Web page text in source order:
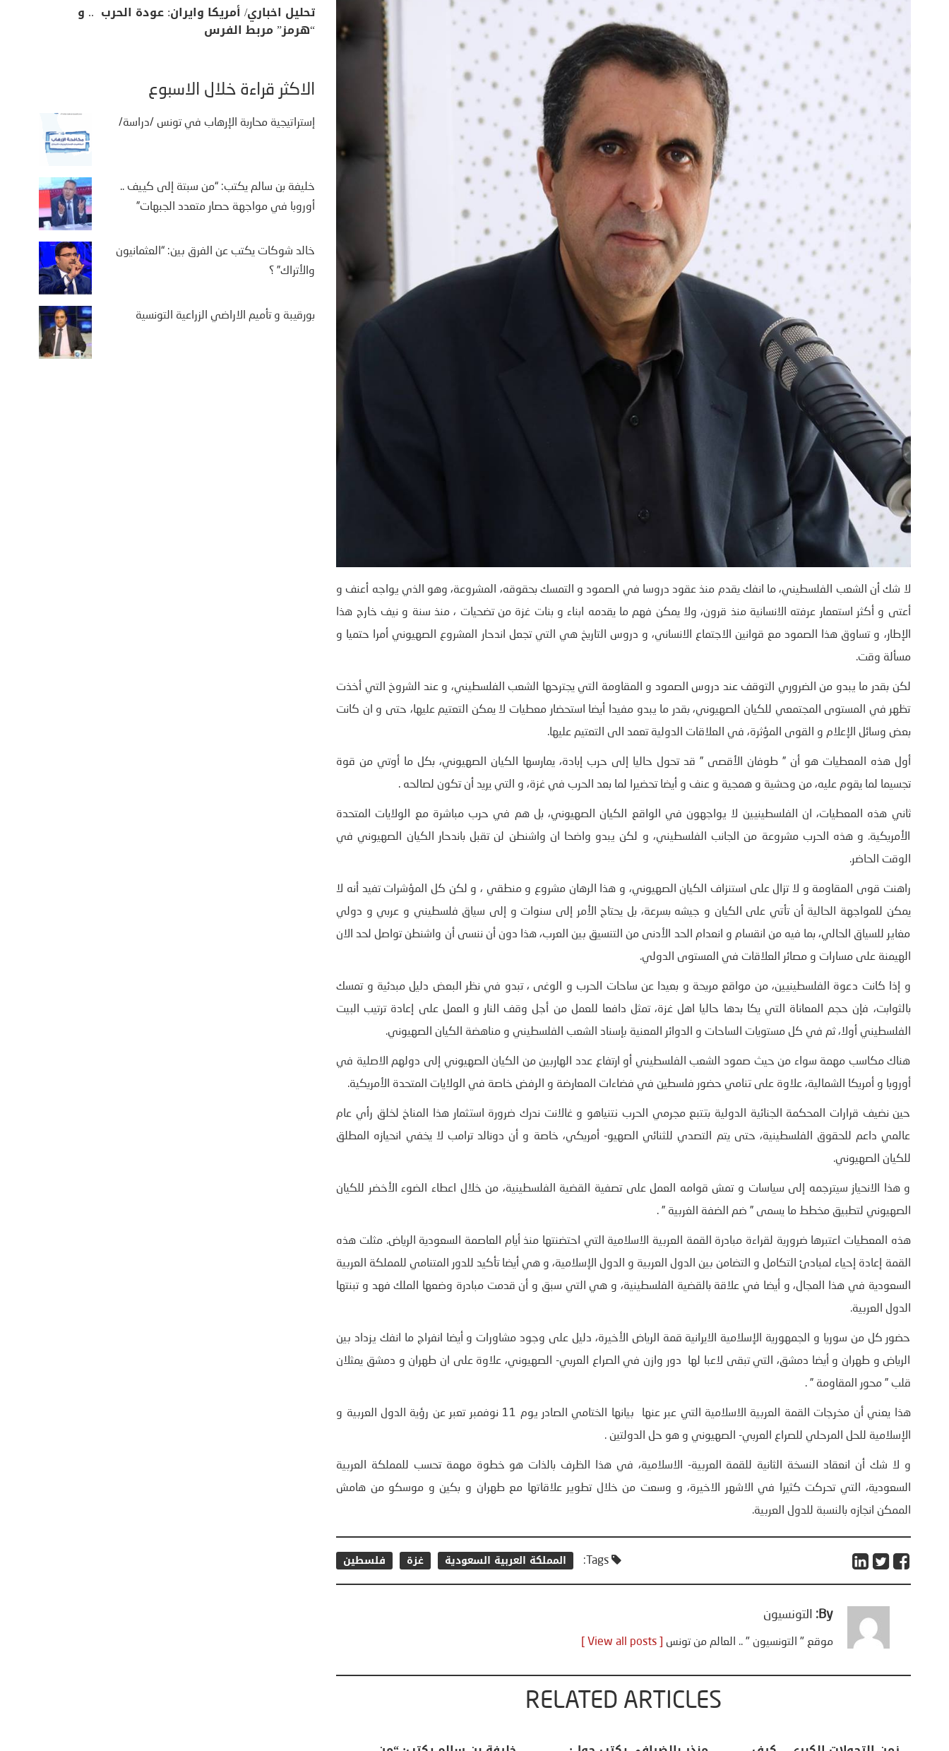
لا شك أن الشعب الفلسطيني، ما انفك يقدم منذ عقود دروسا في الصمود و التمسك بحقوقه، المشروعة، وھو الذي يواجه أعنف و
أعتى و أكثر استعمار عرفته الانسانية منذ قرون، ولا يمكن فھم ما يقدمه ابناء و بنات غزة من تضحيات ، منذ سنة و نيف خارج ھذا
الإطار، و تساوق ھذا الصمود مع قوانين الاجتماع الانساني، و دروس التاريخ ھي التي تجعل اندحار المشروع الصھيوني أمرا حتميا و
مسألة وقت.
لكن بقدر ما يبدو من الضروري التوقف عند دروس الصمود و المقاومة التي يجترحھا الشعب الفلسطيني، و عند الشروخ التي أخذت
تظھر في المستوى المجتمعي للكيان الصهيوني، بقدر ما يبدو مفيدا أيضا استحضار معطيات لا يمكن التعتيم عليھا، حتى و ان كانت
بعض وسائل الإعلام و القوى المؤثرة، في العلاقات الدولية تعمد الى التعتيم عليھا.
أول ھذه المعطيات ھو أن ” طوفان الأقصى ” قد تحول حاليا إلى حرب إبادة، يمارسھا الكيان الصهيوني، بكل ما أوتي من قوة
تجسيما لما يقوم عليه، من وحشية و ھمجية و عنف و أيضا تحضيرا لما بعد الحرب في غزة، و التي يريد أن تكون لصالحه .
ثاني ھذه المعطيات، ان الفلسطينيين لا يواجھون في الواقع الكيان الصهيوني، بل ھم في حرب مباشرة مع الولايات المتحدة
الأمريكية. و ھذه الحرب مشروعة من الجانب الفلسطيني، و لكن يبدو واضحا ان واشنطن لن تقبل باندحار الكيان الصهيوني في
الوقت الحاضر.
راھنت قوى المقاومة و لا تزال على استنزاف الكيان الصهيوني، و ھذا الرھان مشروع و منطقي ، و لكن كل المؤشرات تفيد أنه لا
يمكن للمواجھة الحالية أن تأتي على الكيان و جيشه بسرعة، بل يحتاج الأمر إلى سنوات و إلى سياق فلسطيني و عربي و دولي
مغاير للسياق الحالي، بما فيه من انقسام و انعدام الحد الأدنى من التنسيق بين العرب، ھذا دون أن ننسى أن واشنطن تواصل لحد الان
الھيمنة على مسارات و مصائر العلاقات في المستوى الدولي.
و إذا كانت دعوة الفلسطينيين، من مواقع مريحة و بعيدا عن ساحات الحرب و الوغى ، تبدو في نظر البعض دليل مبدئية و تمسك
بالثوابت، فإن حجم المعاناة التي يكا بدھا حاليا اھل غزة، تمثل دافعا للعمل من أجل وقف النار و العمل على إعادة ترتيب البيت
الفلسطيني أولا، ثم في كل مستويات الساحات و الدوائر المعنية بإسناد الشعب الفلسطيني و مناھضة الكيان الصهيوني.
ھناك مكاسب مھمة سواء من حيث صمود الشعب الفلسطيني أو ارتفاع عدد الھاربين من الكيان الصهيوني إلى دولھم الاصلية في
أوروبا و أمريكا الشمالية، علاوة على تنامي حضور فلسطين في فضاءات المعارضة و الرفض خاصة في الولايات المتحدة الأمريكية.
حين نضيف قرارات المحكمة الجنائية الدولية بتتبع مجرمي الحرب نتنياھو و غالانت ندرك ضرورة استثمار ھذا المناخ لخلق رأي عام
عالمي داعم للحقوق الفلسطينية، حتى يتم التصدي للثنائي الصھيو- أمريكي، خاصة و أن دونالد ترامب لا يخفي انحيازه المطلق
للكيان الصهيوني.
و ھذا الانحياز سيترجمه إلى سياسات و تمش قوامه العمل على تصفية القضية الفلسطينية، من خلال اعطاء الضوء الأخضر للكيان
الصهيوني لتطبيق مخطط ما يسمى ” ضم الضفة الغربية ” .
ھذه المعطيات اعتبرھا ضرورية لقراءة مبادرة القمة العربية الاسلامية التي احتضنتھا منذ أيام العاصمة السعودية الرياض. مثلت هذه
القمة إعادة إحياء لمبادئ التكامل و التضامن بين الدول العربية و الدول الإسلامية، و ھي أيضا تأكيد للدور المتنامي للمملكة العربية
السعودية في ھذا المجال، و أيضا في علاقة بالقضية الفلسطينية، و ھي التي سبق و أن قدمت مبادرة وضعھا الملك فھد و تبنتھا
الدول العربية.
حضور كل من سوريا و الجمھورية الإسلامية الايرانية قمة الرياض الأخيرة، دليل على وجود مشاورات و أيضا انفراج ما انفك يزداد بين
الرياض و طھران و أيضا دمشق، التي تبقى لاعبا لھا دور وازن في الصراع العربي- الصھيوني، علاوة على ان طھران و دمشق يمثلان
قلب ” محور المقاومة ” .
ھذا يعني أن مخرجات القمة العربية الاسلامية التي عبر عنھا بيانھا الختامي الصادر يوم 11 نوفمبر تعبر عن رؤية الدول العربية و
الإسلامية للحل المرحلي للصراع العربي- الصھيوني و ھو حل الدولتين .
و لا شك أن انعقاد النسخة الثانية للقمة العربية- الاسلامية، في ھذا الظرف بالذات ھو خطوة مھمة تحسب للمملكة العربية
السعودية، التي تحركت كثيرا في الاشھر الاخيرة، و وسعت من خلال تطوير علاقاتھا مع طھران و بكين و موسكو من ھامش
الممكن انجازه بالنسبة للدول العربية.
Tags: المملكة العربية السعودية غزة فلسطين
By: التونسيون
موقع " التونسيون " .. العالم من تونس [ View all posts ]
RELATED ARTICLES
تحليل اخباري/ أمريكا وايران: عودة الحرب .. و
“هرمز” مربط الفرس
الأكثر قراءة خلال الأسبوع
إستراتيجية محاربة الإرهاب في تونس /دراسة/
خليفة بن سالم يكتب: “من سبتة إلى كييف ..
أوروبا في مواجهة حصار متعدد الجبهات”
خالد شوكات يكتب عن الفرق بين: “العثمانيون
والأتراك” ؟
بورقيبة و تأميم الاراضي الزراعية التونسية